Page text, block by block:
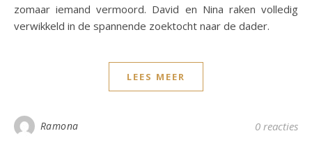
zomaar iemand vermoord. David en Nina raken volledig
verwikkeld in de spannende zoektocht naar de dader.
LEES MEER
Ramona 0 reacties